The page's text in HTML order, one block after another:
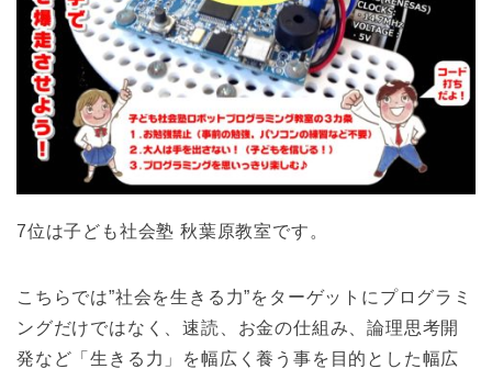
7位は子ども社会塾 秋葉原教室です。
こちらでは”社会を生きる力”をターゲットにプログラミ
ングだけではなく、速読、お金の仕組み、論理思考開
発など「生きる力」を幅広く養う事を目的とした幅広